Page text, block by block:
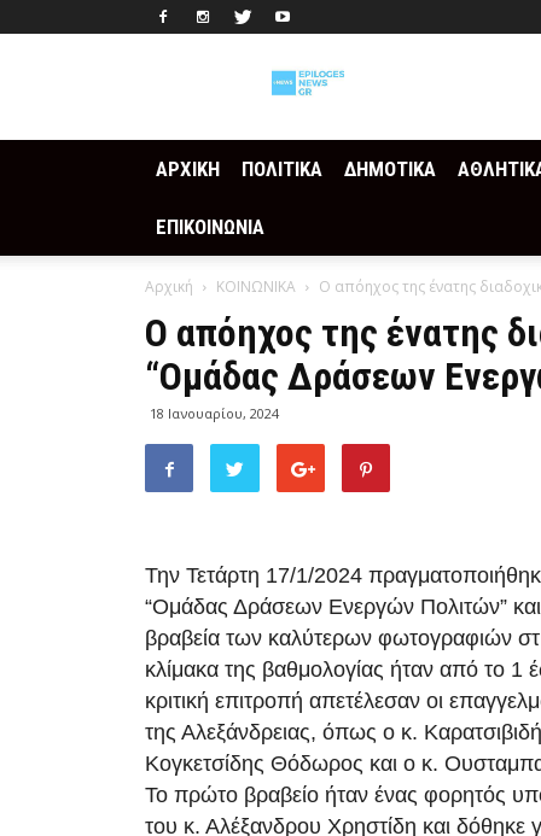
ΑΡΧΙΚΗ ΠΟΛΙΤΙΚΑ ΔΗΜΟΤΙΚΑ
ΕΠΙΚΟΙΝΩΝΙΑ
Αρχική ΚΟΙΝΩΝΙΚΑ Ο απόηχος της ένατης
Ο απόηχος της ένατης
“Ομάδας Δράσεων
18 Ιανουαρίου, 2024
Την Τετάρτη 17/1/2024
“Ομάδας Δράσεων Ενεργών Πολιτών”
βραβεία των καλύτερων φωτογραφιών
κλίμακα της βαθμολογίας ήταν από το 1
κριτική επιτροπή απετέλεσαν οι
της Αλεξάνδρειας, όπως ο κ.
Κογκετσίδης Θόδωρος και ο κ.
Το πρώτο βραβείο ήταν ένας φορητός
του κ. Αλέξανδρου Χρηστίδη και δόθηκε